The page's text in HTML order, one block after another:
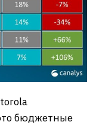
бюджетные